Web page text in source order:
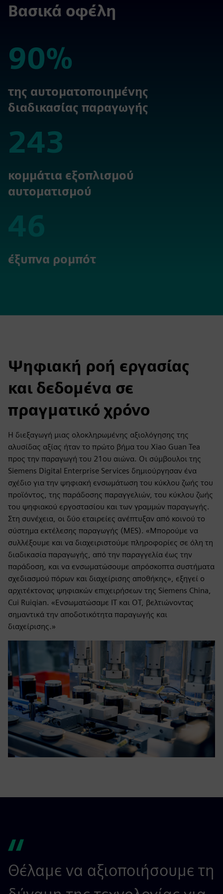
Βασικά οφέλη
90%
90%
της αυτοματοποιημένης
διαδικασίας παραγωγής
243
243
κομμάτια εξοπλισμού
αυτοματισμού
46
46
έξυπνα ρομπότ
Ψηφιακή ροή εργασίας
και δεδομένα σε
πραγματικό χρόνο
Η διεξαγωγή μιας ολοκληρωμένης αξιολόγησης της
αλυσίδας αξίας ήταν το πρώτο βήμα του Xiao Guan Tea
προς την παραγωγή του 21ου αιώνα. Οι σύμβουλοι της
Siemens Digital Enterprise Services δημιούργησαν ένα
σχέδιο για την ψηφιακή ενσωμάτωση του κύκλου ζωής του
προϊόντος, της παράδοσης παραγγελιών, του κύκλου ζωής
του ψηφιακού εργοστασίου και των γραμμών παραγωγής.
Στη συνέχεια, οι δύο εταιρείες ανέπτυξαν από κοινού το
σύστημα εκτέλεσης παραγωγής (MES). «Μπορούμε να
συλλέξουμε και να διαχειριστούμε πληροφορίες σε όλη τη
διαδικασία παραγωγής, από την παραγγελία έως την
παράδοση, και να ενσωματώσουμε απρόσκοπτα συστήματα
σχεδιασμού πόρων και διαχείρισης αποθήκης», εξηγεί ο
αρχιτέκτονας ψηφιακών επιχειρήσεων της Siemens China,
Cui Ruiqian. «Ενσωματώσαμε IT και OT, βελτιώνοντας
σημαντικά την αποδοτικότητα παραγωγής και
διαχείρισης.»
Θέλαμε να αξιοποιήσουμε τη